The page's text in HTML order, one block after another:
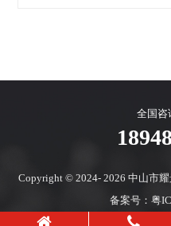
全国咨
Copyright © 2024- 2026 中山市
备案号： 粤
地址：广东省中